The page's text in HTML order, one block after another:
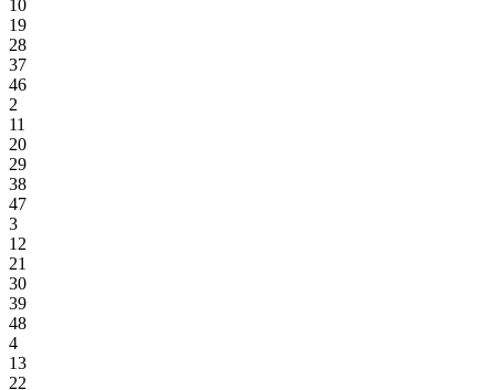
10
19
28
37
46
2
11
20
29
38
47
3
12
21
30
39
48
4
13
22